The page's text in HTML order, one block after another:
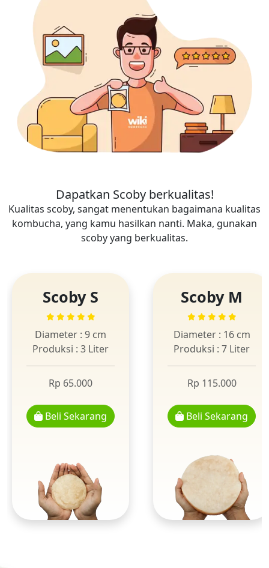
Dapatkan Scoby berkualitas!
Kualitas scoby, sangat menentukan bagaimana kualitas
kombucha, yang kamu hasilkan nanti. Maka, gunakan
scoby yang berkualitas.
Scoby S
Diameter : 9 cm
Produksi : 3 Liter
Rp 65.000
Beli Sekarang
Scoby M
Diameter : 16 cm
Produksi : 7 Liter
Rp 115.000
Beli Sekarang